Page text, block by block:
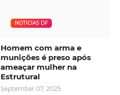
NOTICIAS DF
Homem com arma e
munições é preso após
ameaçar mulher na
Estrutural
September 07, 2025